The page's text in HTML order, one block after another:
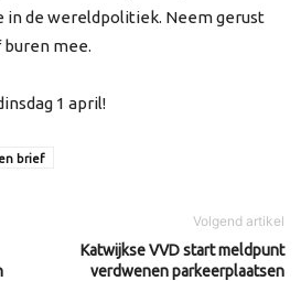
de wereldpolitiek. Neem gerust
mee.
1 april!
brief
Volgend artikel
Katwijkse VVD start meldpunt
verdwenen parkeerplaatsen